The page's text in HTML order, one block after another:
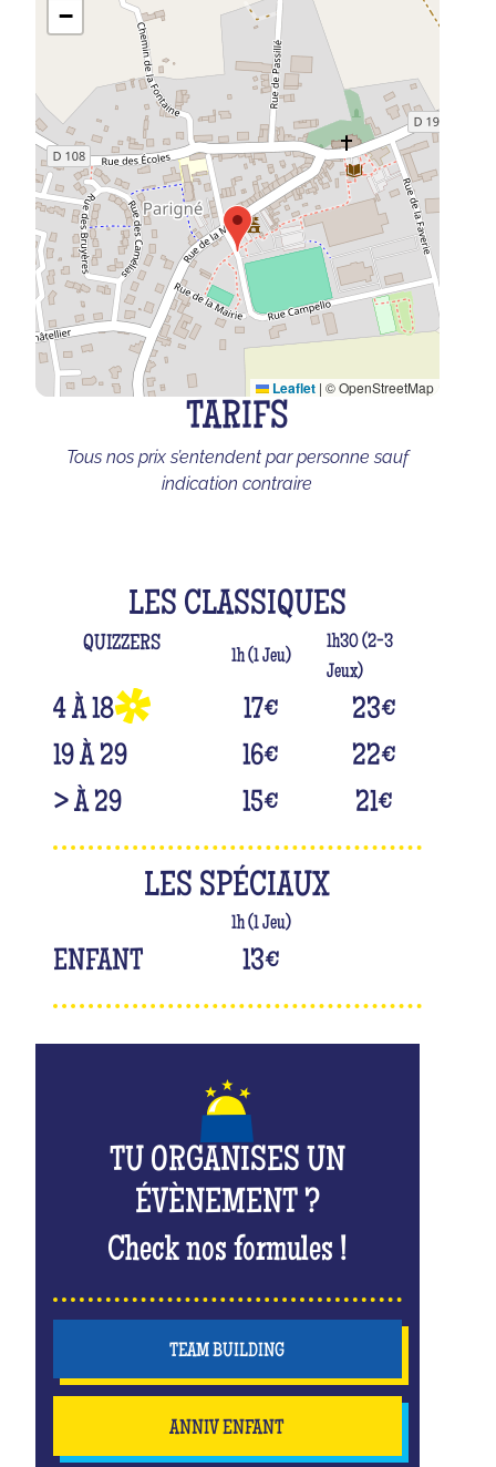
−
Leaflet | © OpenStreetMap
TARIFS
Tous nos prix s’entendent par personne sauf
indication contraire
LES CLASSIQUES
QUIZZERS
1h (1 Jeu)
1h30 (2-3
Jeux)
4 À 18 17€ 23€
19 À 29
16€ 22€
> À 29
15€ 21€
LES SPÉCIAUX
1h (1 Jeu)
ENFANT 13€
TU ORGANISES UN
ÉVÈNEMENT ?
Check nos formules !
TEAM BUILDING
ANNIV ENFANT